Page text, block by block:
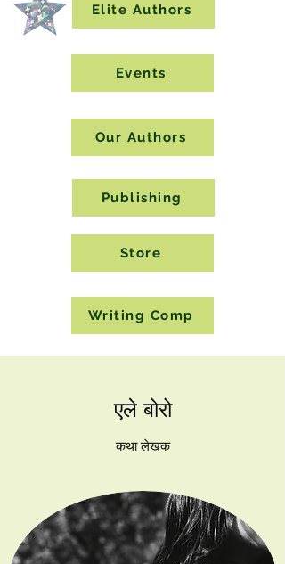
Elite Authors
Events
Our Authors
Publishing
Store
Writing Comp
एले बोरो
कथा लेखक